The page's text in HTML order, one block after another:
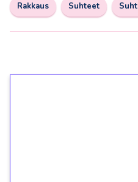
Rakkaus Suhteet